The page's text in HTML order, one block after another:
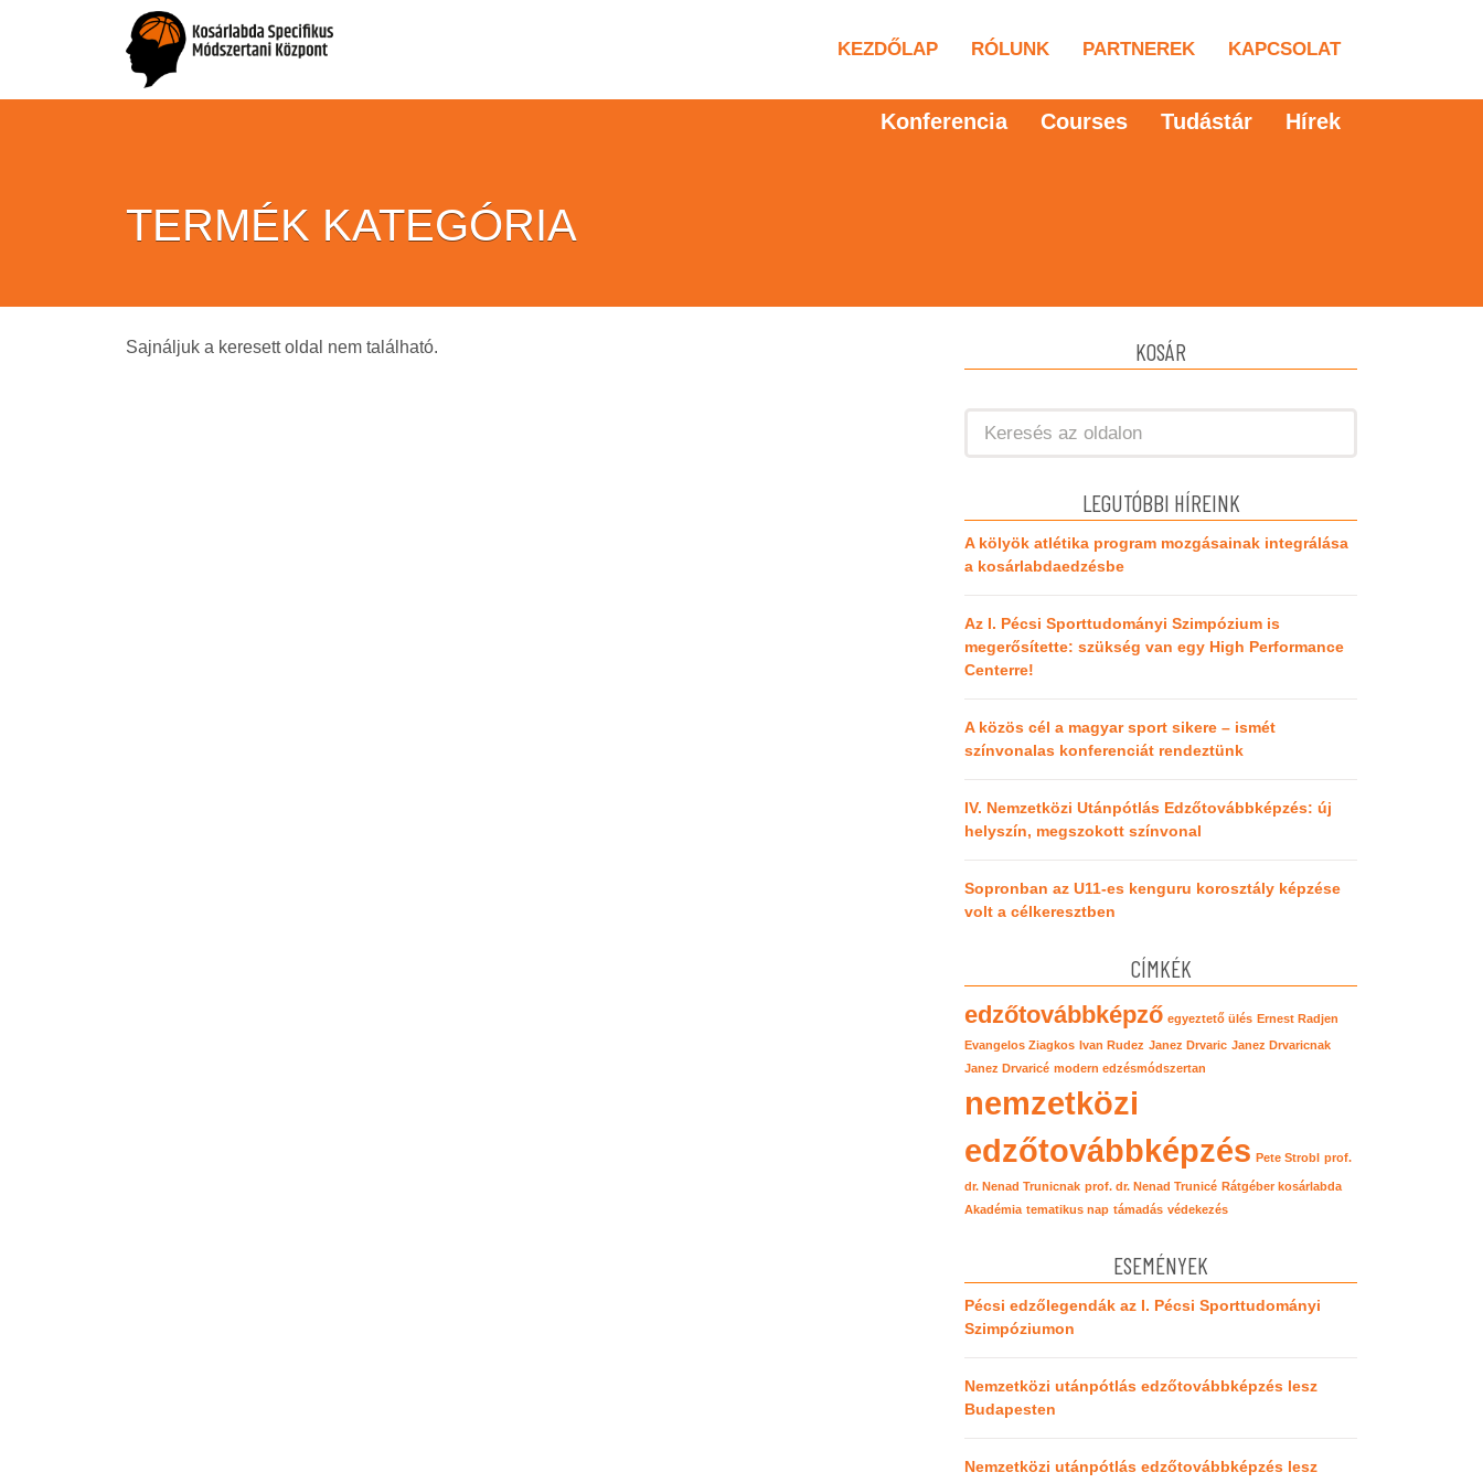
KEZDŐLAP RÓLUNK PARTNEREK KAPCSOLAT
Konferencia Courses Tudástár Hírek
TERMÉK KATEGÓRIA
Sajnáljuk a keresett oldal nem található. KOSÁR
LEGUTÓBBI HÍREINK
A kölyök atlétika program mozgásainak integrálása
a kosárlabdaedzésbe
Az I. Pécsi Sporttudományi Szimpózium is
megerősítette: szükség van egy High Performance
Centerre!
A közös cél a magyar sport sikere – ismét
színvonalas konferenciát rendeztünk
IV. Nemzetközi Utánpótlás Edzőtovábbképzés: új
helyszín, megszokott színvonal
Sopronban az U11-es kenguru korosztály képzése
volt a célkeresztben
CÍMKÉK
edzőtovábbképző egyeztető ülés Ernest Radjen
Evangelos Ziagkos Ivan Rudez Janez Drvaric Janez Drvaricnak
Janez Drvaricé modern edzésmódszertan
nemzetközi
edzőtovábbképzés Pete Strobl prof.
dr. Nenad Trunicnak prof. dr. Nenad Trunicé Rátgéber kosárlabda
Akadémia tematikus nap támadás védekezés
ESEMÉNYEK
Pécsi edzőlegendák az I. Pécsi Sporttudományi
Szimpóziumon
Nemzetközi utánpótlás edzőtovábbképzés lesz
Budapesten
Nemzetközi utánpótlás edzőtovábbképzés lesz